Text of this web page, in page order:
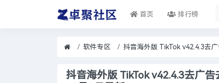
首页 排行榜
软件专区
抖音海外版 TikTok v42.4.3去广